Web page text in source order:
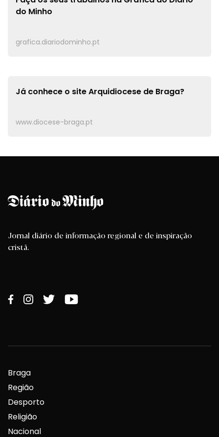
do Minho
grafica.diariodominho.pt
Já conhece o siteArquidiocese de Braga?
www.diocese-braga.pt
Jornal diário de informação regional e de inspiração
cristã.
Braga
Região
Desporto
Religião
Nacional